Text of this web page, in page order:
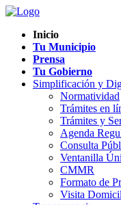
Inicio
Tu Municipio
Prensa
Tu Gobierno
Simplificación y
Normatividad
Trámites en
Trámites y
Agenda
Consulta
Ventanilla
CMMR
Formato de
Visita